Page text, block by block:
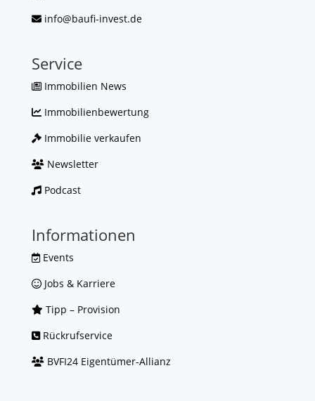
info@baufi-invest.de
Service
Immobilien News
Immobilienbewertung
Immobilie verkaufen
Newsletter
Podcast
Informationen
Events
Jobs & Karriere
Tipp – Provision
Rückrufservice
BVFI24 Eigentümer-Allianz